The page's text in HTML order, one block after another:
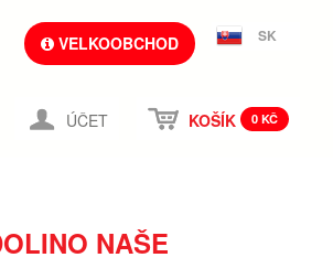
VELKOOBCHOD SK
ÚČET KOŠÍK 0 KČ
NAŠE